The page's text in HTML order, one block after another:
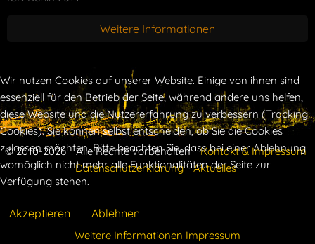
Weitere Informationen
© 2010-2026 Alle Rechte vorbehalten
Kontakt & Impressum
Datenschutzerklärung
Aktuelles
Wir nutzen Cookies auf unserer Website. Einige von ihnen sind
essenziell für den Betrieb der Seite, während andere uns helfen,
diese Website und die Nutzererfahrung zu verbessern (Tracking
Cookies). Sie können selbst entscheiden, ob Sie die Cookies
zulassen möchten. Bitte beachten Sie, dass bei einer Ablehnung
womöglich nicht mehr alle Funktionalitäten der Seite zur
Verfügung stehen.
Akzeptieren Ablehnen
Weitere Informationen Impressum